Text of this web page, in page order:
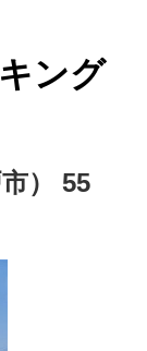
ング
） 55